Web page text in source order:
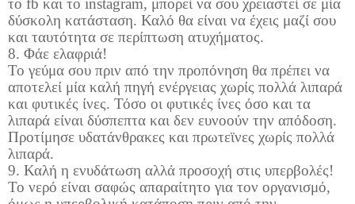
το fb και το instagram, μπορεί να σου χρειαστεί σε μία
δύσκολη κατάσταση. Καλό θα είναι να έχεις μαζί σου
και ταυτότητα σε περίπτωση ατυχήματος.
8. Φάε ελαφριά!
Το γεύμα σου πριν από την προπόνηση θα πρέπει να
αποτελεί μία καλή πηγή ενέργειας χωρίς πολλά λιπαρά
και φυτικές ίνες. Τόσο οι φυτικές ίνες όσο και τα
λιπαρά είναι δύσπεπτα και δεν ευνοούν την απόδοση.
Προτίμησε υδατάνθρακες και πρωτεϊνες χωρίς πολλά
λιπαρά.
9. Καλή η ενυδάτωση αλλά προσοχή στις υπερβολές!
Το νερό είναι σαφώς απαραίτητο για τον οργανισμό,